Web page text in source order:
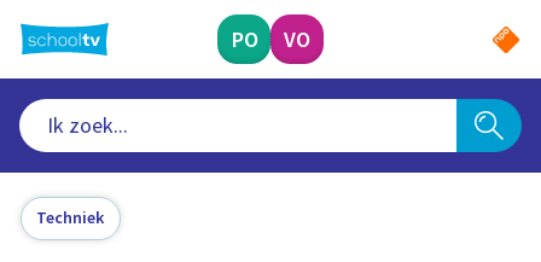
naar
hoofdinhoud
PO VO
Techniek